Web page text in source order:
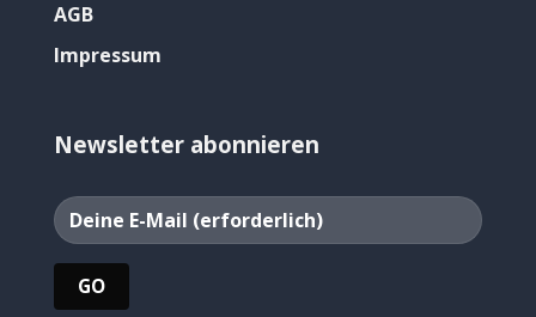
AGB
Impressum
Newsletter abonnieren